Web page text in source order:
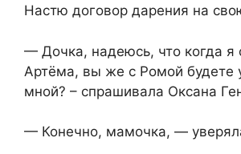
Настю договор дарения на
— Дочка, надеюсь, что когда я
Артёма, вы же с Ромой будете
мной? – спрашивала Оксана
— Конечно, мамочка, —